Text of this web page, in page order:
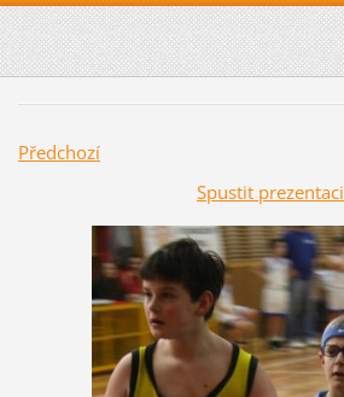
Předchozí
Spustit prezentaci